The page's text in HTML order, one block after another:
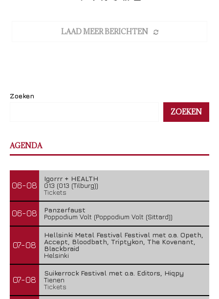
LAAD MEER BERICHTEN
Zoeken
ZOEKEN
AGENDA
06-08
Igorrr + HEALTH
013 (013 (Tilburg))
Tickets
06-08
Panzerfaust
Poppodium Volt (Poppodium Volt (Sittard))
07-08
Hellsinki Metal Festival Festival met o.a. Opeth,
Accept, Bloodbath, Triptykon, The Kovenant,
Blackbraid
Helsinki
07-08
Suikerrock Festival met o.a. Editors, Hiqpy
Tienen
Tickets